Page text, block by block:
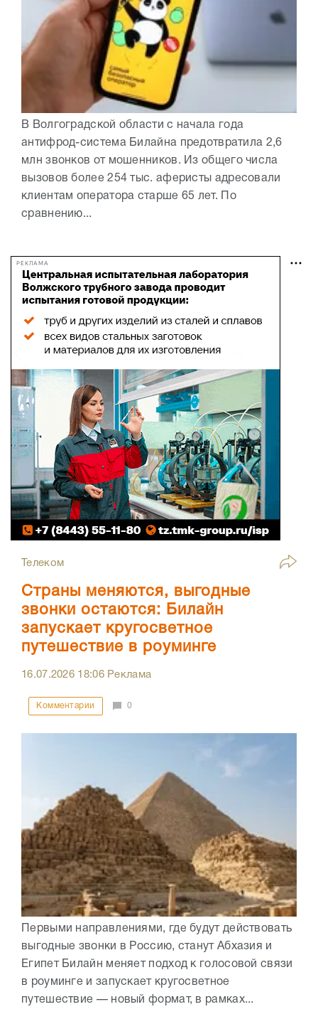
В Волгоградской области с начала года
антифрод-система Билайна предотвратила 2,6
млн звонков от мошенников. Из общего числа
вызовов более 254 тыс. аферисты адресовали
клиентам оператора старше 65 лет. По
сравнению...
РЕКЛАМА
Телеком
Страны меняются, выгодные
звонки остаются: Билайн
запускает кругосветное
путешествие в роуминге
16.07.2026 18:06Реклама
Комментарии 0
Первыми направлениями, где будут действовать
выгодные звонки в Россию, станут Абхазия и
Египет Билайн меняет подход к голосовой связи
в роуминге и запускает кругосветное
путешествие — новый формат, в рамках...